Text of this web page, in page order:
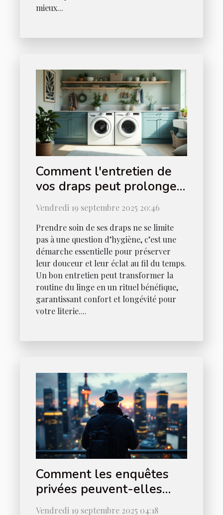
mieux...
Comment l'entretien de
vos draps peut prolonger
leur durée de vie ?
Vendredi 19 septembre 2025 20:46
Prendre soin de ses draps ne se limite
pas à une question d’hygiène, c’est une
démarche essentielle pour préserver
leur douceur et leur éclat au fil du temps.
Un bon entretien peut transformer la
routine du linge en un rituel bénéfique,
garantissant confort et longévité pour
votre literie....
Comment les enquêtes
privées peuvent-elles
être utilisées en justice ?
Vendredi 19 septembre 2025 04:18